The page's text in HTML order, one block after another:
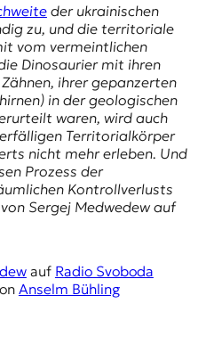
der ukrainischen
zu, und die territoriale
vom vermeintlichen
Dinosaurier mit ihren
ihrer gepanzerten
in der geologischen
waren, wird auch
Territorialkörper
nicht mehr erleben. Und
Prozess der
Kontrollverlusts
Sergej Medwedewauf
auf Radio Svoboda
Anselm Bühling